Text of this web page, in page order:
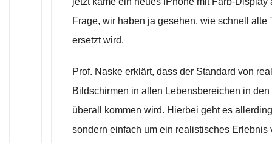
Frage, wir haben ja gesehen, wie schnell alte
ersetzt wird.
Prof. Naske erklärt, dass der Standard von
Bildschirmen in allen Lebensbereichen in
überall kommen wird. Hierbei geht es
sondern einfach um ein realistisches Erlebnis